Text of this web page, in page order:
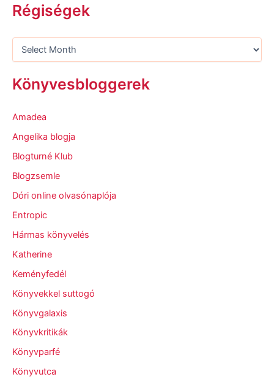
Régiségek
Könyvesbloggerek
Amadea
Angelika blogja
Blogturné Klub
Blogzsemle
Dóri online olvasónaplója
Entropic
Hármas könyvelés
Katherine
Keményfedél
Könyvekkel suttogó
Könyvgalaxis
Könyvkritikák
Könyvparfé
Könyvutca